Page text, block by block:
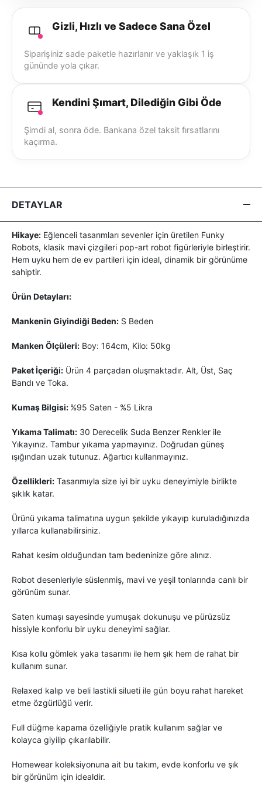
Gizli, Hızlı ve Sadece Sana Özel
Siparişiniz sade paketle hazırlanır ve yaklaşık 1 iş
gününde yola çıkar.
Kendini Şımart, Dilediğin Gibi Öde
Şimdi al, sonra öde. Bankana özel taksit fırsatlarını
kaçırma.
DETAYLAR
Hikaye: Eğlenceli tasarımları sevenler için üretilen Funky
Robots, klasik mavi çizgileri pop-art robot figürleriyle birleştirir.
Hem uyku hem de ev partileri için ideal, dinamik bir görünüme
sahiptir.
Ürün Detayları:
Mankenin Giyindiği Beden: S Beden
Manken Ölçüleri: Boy: 164cm, Kilo: 50kg
Paket İçeriği: Ürün 4 parçadan oluşmaktadır. Alt, Üst, Saç
Bandı ve Toka.
Kumaş Bilgisi: %95 Saten - %5 Likra
Yıkama Talimatı: 30 Derecelik Suda Benzer Renkler ile
Yıkayınız. Tambur yıkama yapmayınız. Doğrudan güneş
ışığından uzak tutunuz. Ağartıcı kullanmayınız.
Özellikleri: Tasarımıyla size iyi bir uyku deneyimiyle birlikte
şıklık katar.
Ürünü yıkama talimatına uygun şekilde yıkayıp kuruladığınızda
yıllarca kullanabilirsiniz.
Rahat kesim olduğundan tam bedeninize göre alınız.
Robot desenleriyle süslenmiş, mavi ve yeşil tonlarında canlı bir
görünüm sunar.
Saten kumaşı sayesinde yumuşak dokunuşu ve pürüzsüz
hissiyle konforlu bir uyku deneyimi sağlar.
Kısa kollu gömlek yaka tasarımı ile hem şık hem de rahat bir
kullanım sunar.
Relaxed kalıp ve beli lastikli silueti ile gün boyu rahat hareket
etme özgürlüğü verir.
Full düğme kapama özelliğiyle pratik kullanım sağlar ve
kolayca giyilip çıkarılabilir.
Homewear koleksiyonuna ait bu takım, evde konforlu ve şık
bir görünüm için idealdir.